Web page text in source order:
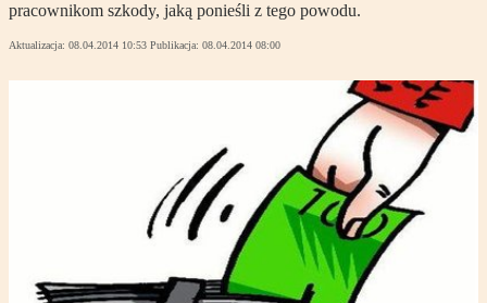
pracownikom szkody, jaką ponieśli z tego powodu.
Aktualizacja: 08.04.2014 10:53 Publikacja: 08.04.2014 08:00